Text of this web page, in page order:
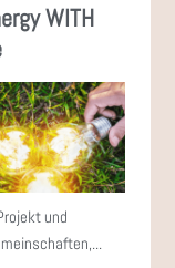
WITH
und